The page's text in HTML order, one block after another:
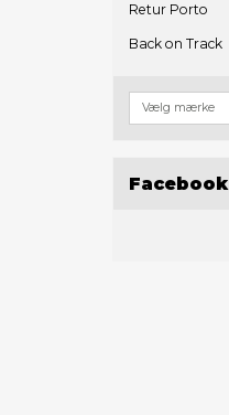
Retur Porto
Back on Track
Facebook